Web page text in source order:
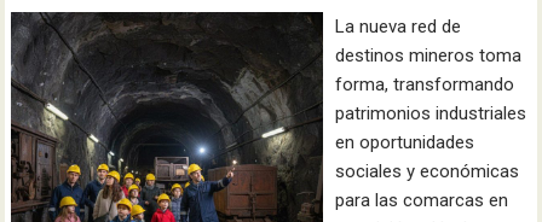
La nueva red de
destinos mineros toma
forma, transformando
patrimonios industriales
en oportunidades
sociales y económicas
para las comarcas en